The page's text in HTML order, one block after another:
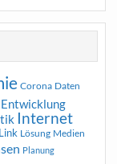
Corona Daten
Entwicklung
Internet
Link Lösung Medien
Planung